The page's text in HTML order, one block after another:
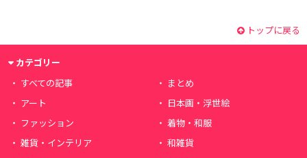
トップに戻る
カテゴリー
すべての記事
まとめ
アート
日本画・浮世絵
ファッション
着物・和服
雑貨・インテリア
和雑貨